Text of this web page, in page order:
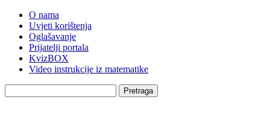
O nama
Uvjeti korištenja
Oglašavanje
Prijatelji portala
KvizBOX
Video instrukcije iz matematike
Pretraga